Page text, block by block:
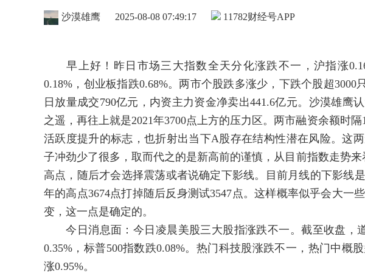
财经号APP
沙漠雄鹰 2025-08-08 07:49:17 11782
早上好！昨日市场三大指数全天分化涨跌不一，沪指涨
0.18%，创业板指跌0.68%。两市个股跌多涨少，下跌个股超3000
日放量成交790亿元，内资主力资金净卖出441.6亿元。沙漠雄鹰
之遥，再往上就是2021年3700点上方的压力区。两市融资余额时
活跃度提升的标志，也折射出当下A股存在结构性潜在风险。这
子冲劲少了很多，取而代之的是新高前的谨慎，从目前指数走势
高点，随后才会选择震荡或者说确定下影线。目前月线的下影线
年的高点3674点打掉随后反身测试3547点。这样概率似乎会大一
变，这一点是确定的。
今日消息面：今日凌晨美股三大股指涨跌不一。截至收盘，
0.35%，标普500指数跌0.08%。热门科技股涨跌不一，热门中概
涨0.95%。